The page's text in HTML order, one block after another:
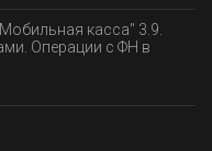
касса" 3.9.
Операции с ФН в